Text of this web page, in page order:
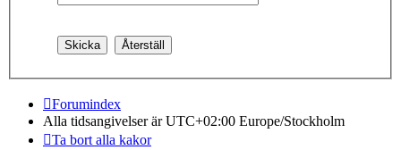
Forumindex
Alla tidsangivelser är UTC+02:00 Europe/Stockholm
Ta bort alla kakor